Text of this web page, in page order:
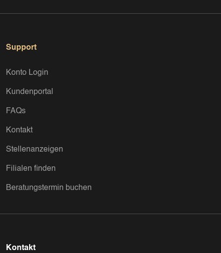
Support
Konto Login
Kundenportal
FAQs
Kontakt
Stellenanzeigen
Filialen finden
Beratungstermin buchen
Kontakt